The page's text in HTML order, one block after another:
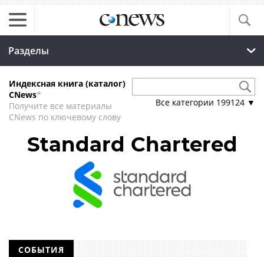
Разделы
Индексная книга (каталог)
CNews*
Получите все материалы
CNews по ключевому слову
Все категории 199124 ▼
Standard Chartered
СОБЫТИЯ